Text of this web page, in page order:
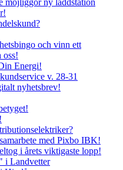
och vinn ett
oss!
Energi!
v. 28-31
nyhetsbrev!
med Pixbo IBK!
i årets viktigaste lopp!
i Landvetter